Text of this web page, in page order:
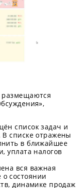
размещаются
список задач и
В списке отражены
в ближайшее
уплата налогов
вся важная
состоянии
динамике продаж